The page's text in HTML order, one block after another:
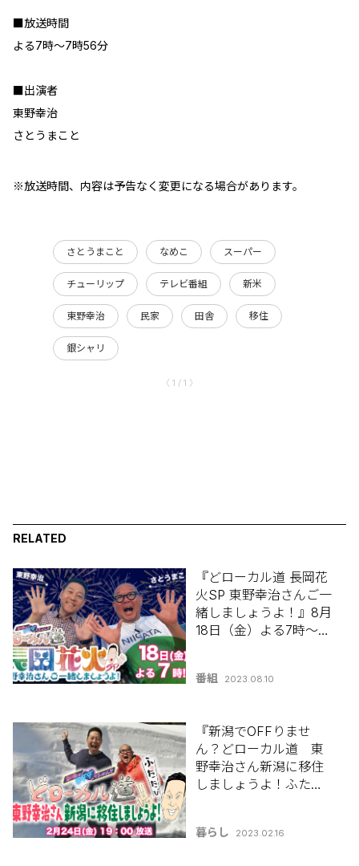
■放送時間
よる7時～7時56分
■出演者
東野幸治
さとうまこと
※放送時間、内容は予告なく変更になる場合があります。
さとうまこと なめこ スーパー
チューリップ テレビ番組 新米
東野幸治 民家 田舎 移住
銀シャリ
〈 1 / 1 〉
RELATED
『どローカル道 長岡花
火SP 東野幸治さんご一
緒しましょうよ！』8月
18日（金）よる7時〜放
番組 2023.08.10
『新潟でOFFりませ
ん？どローカル道 東
野幸治さん新潟に移住
しましょうよ！ふたた
暮らし 2023.02.16